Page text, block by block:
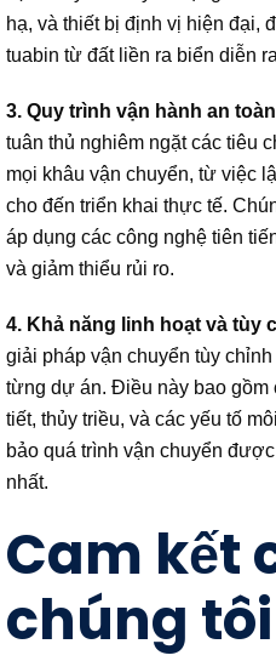
hạ, và thiết bị định vị hiện đại,
tuabin từ đất liền ra biển diễn
3. Quy trình vận hành an
tuân thủ nghiêm ngặt các tiêu
mọi khâu vận chuyển, từ việc
cho đến triển khai thực tế.
áp dụng các công nghệ tiên
và giảm thiểu rủi ro.
4. Khả năng linh hoạt và tùy
giải pháp vận chuyển tùy
từng dự án. Điều này bao gồm
tiết, thủy triều, và các yếu tố
bảo quá trình vận chuyển
nhất.
Cam kết
chúng tôi